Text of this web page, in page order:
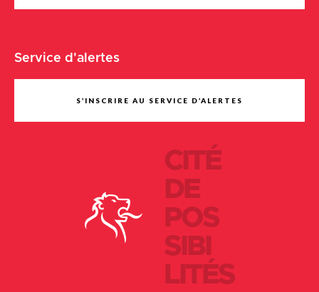
CITÉ
DE
POS
SIBI
LITÉS
Service d'alertes
S’INSCRIRE AU SERVICE D’ALERTES